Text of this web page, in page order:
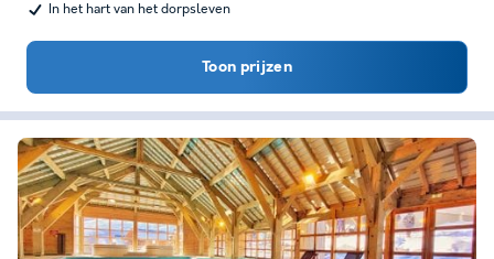
In het hart van het dorpsleven
Toon prijzen